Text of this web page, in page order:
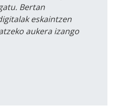
Bertan
eskaintzen
aukera izango